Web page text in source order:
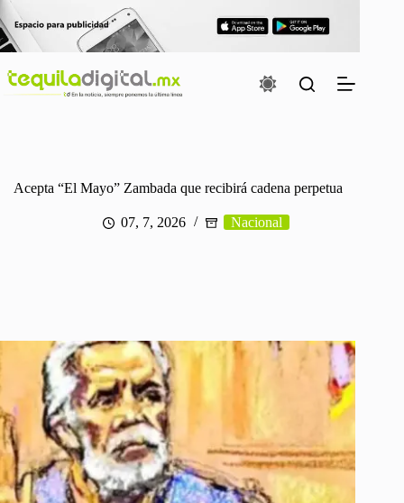
Saltar
al
contenido
Acepta “El Mayo” Zambada que recibirá cadena perpetua
07, 7, 2026 Nacional